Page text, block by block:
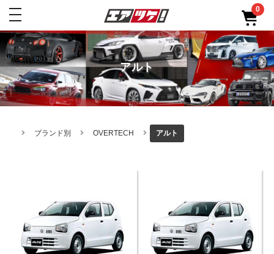
toggle
0
アルト
ブランド別 OVERTECH アルト